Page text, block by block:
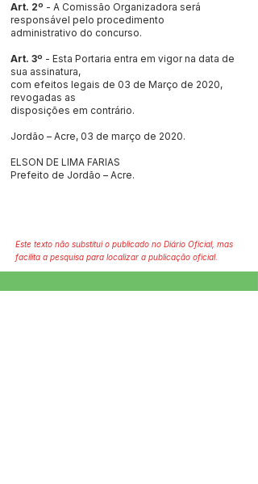
Art. 2º - A Comissão Organizadora será
responsável pelo procedimento
administrativo do concurso.
Art. 3º - Esta Portaria entra em vigor na data de
sua assinatura,
com efeitos legais de 03 de Março de 2020,
revogadas as
disposições em contrário.
Jordão – Acre, 03 de março de 2020.
ELSON DE LIMA FARIAS
Prefeito de Jordão – Acre.
Este texto não substitui o publicado no Diário Oficial, mas
facilita a pesquisa para localizar a publicação oficial.